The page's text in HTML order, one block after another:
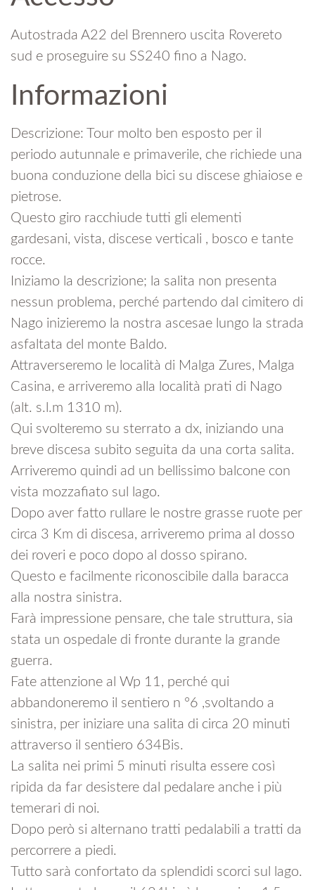
Autostrada A22 del Brennero uscita Rovereto
sud e proseguire su SS240 fino a Nago.
Informazioni
Descrizione: Tour molto ben esposto per il
periodo autunnale e primaverile, che richiede una
buona conduzione della bici su discese ghiaiose e
pietrose.
Questo giro racchiude tutti gli elementi
gardesani, vista, discese verticali , bosco e tante
rocce.
Iniziamo la descrizione; la salita non presenta
nessun problema, perché partendo dal cimitero di
Nago inizieremo la nostra ascesae lungo la strada
asfaltata del monte Baldo.
Attraverseremo le località di Malga Zures, Malga
Casina, e arriveremo alla località prati di Nago
(alt. s.l.m 1310 m).
Qui svolteremo su sterrato a dx, iniziando una
breve discesa subito seguita da una corta salita.
Arriveremo quindi ad un bellissimo balcone con
vista mozzafiato sul lago.
Dopo aver fatto rullare le nostre grasse ruote per
circa 3 Km di discesa, arriveremo prima al dosso
dei roveri e poco dopo al dosso spirano.
Questo e facilmente riconoscibile dalla baracca
alla nostra sinistra.
Farà impressione pensare, che tale struttura, sia
stata un ospedale di fronte durante la grande
guerra.
Fate attenzione al Wp 11, perché qui
abbandoneremo il sentiero n °6 ,svoltando a
sinistra, per iniziare una salita di circa 20 minuti
attraverso il sentiero 634Bis.
La salita nei primi 5 minuti risulta essere così
ripida da far desistere dal pedalare anche i più
temerari di noi.
Dopo però si alternano tratti pedalabili a tratti da
percorrere a piedi.
Tutto sarà confortato da splendidi scorci sul lago.